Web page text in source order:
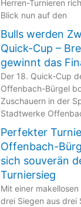
Herren-Turnieren
Blick nun auf den
Bulls werden
Quick-Cup –
gewinnt das
Der 18. Quick-Cup
Offenbach-Bürgel
Zuschauern in der
Stadtwerke
Perfekter
Offenbach-
sich souverän
Turniersieg
Mit einer makellosen
drei Siegen aus drei